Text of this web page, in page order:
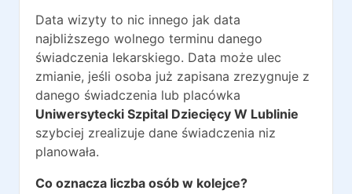
Data wizyty to nic innego jak data
najbliższego wolnego terminu danego
świadczenia lekarskiego. Data może ulec
zmianie, jeśli osoba już zapisana zrezygnuje z
danego świadczenia lub placówka
Uniwersytecki Szpital Dziecięcy W Lublinie
szybciej zrealizuje dane świadczenia niz
planowała.
Co oznacza liczba osób w kolejce?